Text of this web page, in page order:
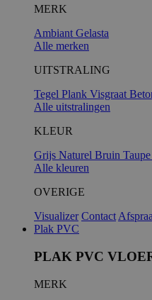
MERK
AmbiantGelasta
Alle merken
UITSTRALING
Tegel Plank Visgraat
Alle uitstralingen
KLEUR
Grijs Naturel Bruin Taupe
Alle kleuren
OVERIGE
Visualizer Contact
Plak PVC
PLAK PVC
MERK